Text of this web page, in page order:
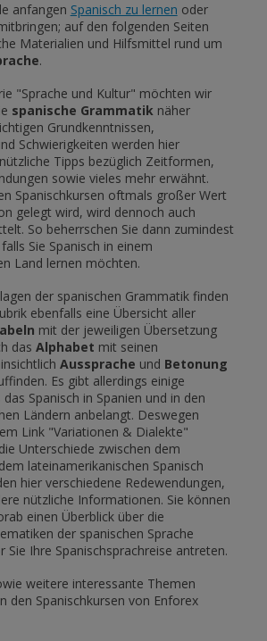
anfangen Spanisch zu lernen oder
auf den folgenden Seiten
Materialien und Hilfsmittel rund um
.
"Sprache und Kultur" möchten wir
spanische Grammatiknäher
Grundkenntnissen,
Schwierigkeiten werden hier
Tipps bezüglich Zeitformen,
sowie vieles mehr erwähnt.
Spanischkursen oftmals großer Wert
gelegt wird, wird dennoch auch
So beherrschen Sie dann zumindest
Sie Spanisch in einem
Land lernen möchten.
der spanischen Grammatik finden
ebenfalls eine Übersicht aller
mit der jeweiligen Übersetzung
das Alphabet mit seinen
Aussprache und Betonung
Es gibt allerdings einige
Spanisch in Spanien und in den
Ländern anbelangt. Deswegen
Link "Variationen & Dialekte"
Unterschiede zwischen dem
lateinamerikanischen Spanisch
hier verschiedene Redewendungen,
nützliche Informationen. Sie können
einen Überblick über die
der spanischen Sprache
Sie Ihre Spanischsprachreise antreten.
weitere interessante Themen
den Spanischkursen von Enforex